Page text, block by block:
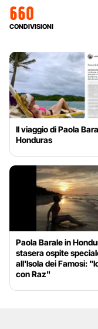
660
CONDIVISIONI
Il viaggio di Paola
Honduras
Paola Barale in
stasera ospite
all'Isola dei Famosi:
con Raz"